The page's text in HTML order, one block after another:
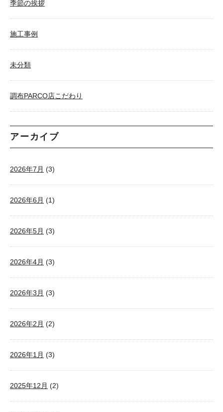
季節の挨拶
施工事例
未分類
調布PARCO店こだわり
アーカイブ
2026年7月 (3)
2026年6月 (1)
2026年5月 (3)
2026年4月 (3)
2026年3月 (3)
2026年2月 (2)
2026年1月 (3)
2025年12月 (2)